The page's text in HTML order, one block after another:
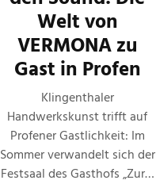
Welt von
VERMONA zu
Gast in Profen
Klingenthaler
Handwerkskunst trifft auf
Profener Gastlichkeit: Im
Sommer verwandelt sich der
Festsaal des Gasthofs „Zur…